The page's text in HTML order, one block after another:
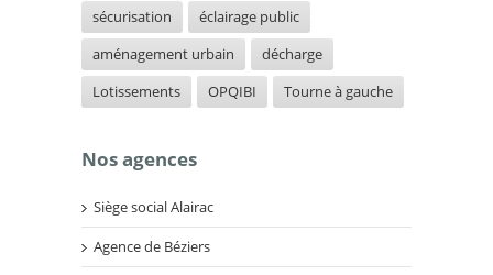
sécurisation
éclairage public
aménagement urbain
décharge
Lotissements
OPQIBI Tourne à gauche
Nos agences
Siège social Alairac
Agence de Béziers